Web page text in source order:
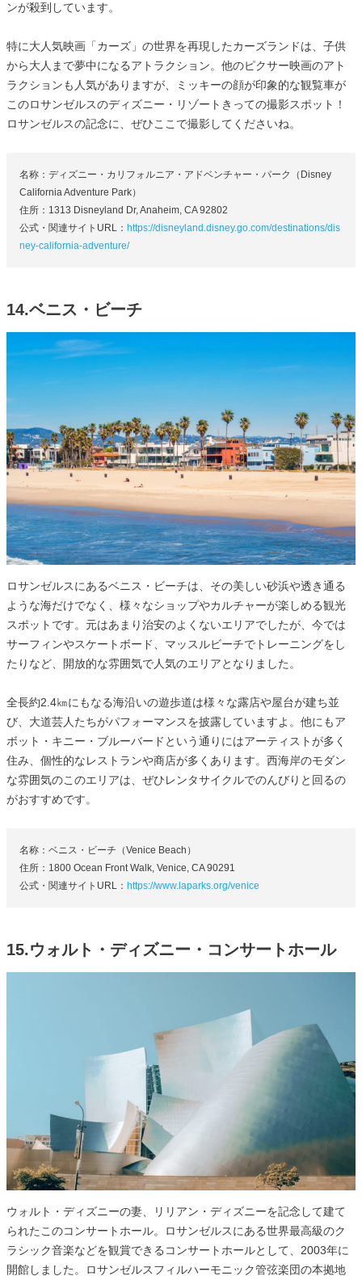
ンが殺到しています。
特に大人気映画「カーズ」の世界を再現したカーズランドは、子供
から大人まで夢中になるアトラクション。他のピクサー映画のアト
ラクションも人気がありますが、ミッキーの顔が印象的な観覧車が
このロサンゼルスのディズニー・リゾートきっての撮影スポット！
ロサンゼルスの記念に、ぜひここで撮影してくださいね。
名称：ディズニー・カリフォルニア・アドベンチャー・パーク（Disney
California Adventure Park）
住所：1313 Disneyland Dr, Anaheim, CA 92802
公式・関連サイトURL： https://disneyland.disney.go.com/destinations/dis
ney-california-adventure/
14.ベニス・ビーチ
ロサンゼルスにあるベニス・ビーチは、その美しい砂浜や透き通る
ような海だけでなく、様々なショップやカルチャーが楽しめる観光
スポットです。元はあまり治安のよくないエリアでしたが、今では
サーフィンやスケートボード、マッスルビーチでトレーニングをし
たりなど、開放的な雰囲気で人気のエリアとなりました。
全長約2.4㎞にもなる海沿いの遊歩道は様々な露店や屋台が建ち並
び、大道芸人たちがパフォーマンスを披露していますよ。他にもア
ボット・キニー・ブルーバードという通りにはアーティストが多く
住み、個性的なレストランや商店が多くあります。西海岸のモダン
な雰囲気のこのエリアは、ぜひレンタサイクルでのんびりと回るの
がおすすめです。
名称：ベニス・ビーチ（Venice Beach）
住所：1800 Ocean Front Walk, Venice, CA 90291
公式・関連サイトURL： https://www.laparks.org/venice
15.ウォルト・ディズニー・コンサートホール
ウォルト・ディズニーの妻、リリアン・ディズニーを記念して建て
られたこのコンサートホール。ロサンゼルスにある世界最高級のク
ラシック音楽などを観賞できるコンサートホールとして、2003年に
開館しました。ロサンゼルスフィルハーモニック管弦楽団の本拠地